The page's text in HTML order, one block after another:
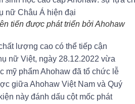
tiến được phát triển bởi Ahohaw
lượng cao có thể tiếp cận
nữ Việt, ngày 28.12.2022 vừa
mỹ phẩm Ahohaw đã tổ chức lễ
giữa Ahohaw Việt Nam và Quý
này đánh dấu cột mốc phát